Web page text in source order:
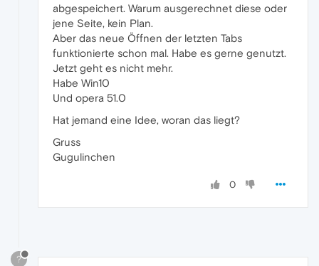
abgespeichert. Warum ausgerechnet diese oder
jene Seite, kein Plan.
Aber das neue Öffnen der letzten Tabs
funktionierte schon mal. Habe es gerne genutzt.
Jetzt geht es nicht mehr.
Habe Win10
Und opera 51.0
Hat jemand eine Idee, woran das liegt?
Gruss
Gugulinchen
0
?